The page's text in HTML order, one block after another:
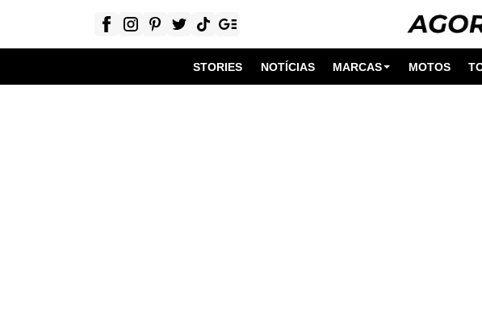
STORIES NOTÍCIAS MARCAS MOTOS